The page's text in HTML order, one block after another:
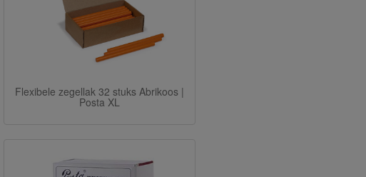
Flexibele zegellak 32 stuks Abrikoos |
Posta XL